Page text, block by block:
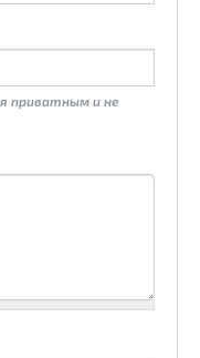
приватным и не